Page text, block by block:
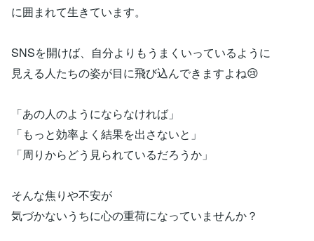
に囲まれて生きています。
SNSを開けば、自分よりもうまくいっているように
見える人たちの姿が目に飛び込んできますよね😢
「あの人のようにならなければ」
「もっと効率よく結果を出さないと」
「周りからどう見られているだろうか」
そんな焦りや不安が
気づかないうちに心の重荷になっていませんか？